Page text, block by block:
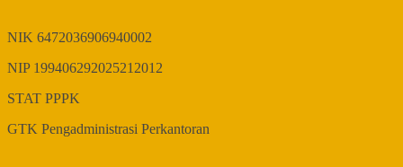
NIK 6472036906940002
NIP 199406292025212012
STAT PPPK
GTK Pengadministrasi Perkantoran